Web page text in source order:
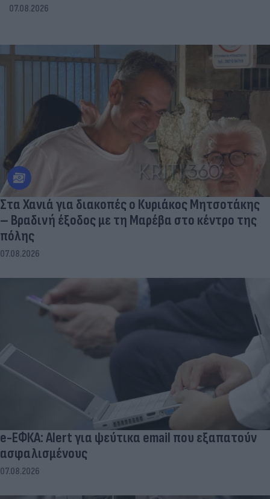
07.08.2026
Στα Χανιά για διακοπές ο Κυριάκος Μητσοτάκης
– Βραδινή έξοδος με τη Μαρέβα στο κέντρο της
πόλης
07.08.2026
e-ΕΦΚΑ: Alert για ψεύτικα email που εξαπατούν
ασφαλισμένους
07.08.2026